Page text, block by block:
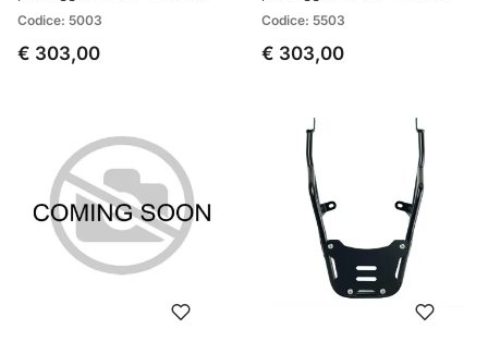
Codice: 5003
€ 303,00
Codice: 5503
€ 303,00